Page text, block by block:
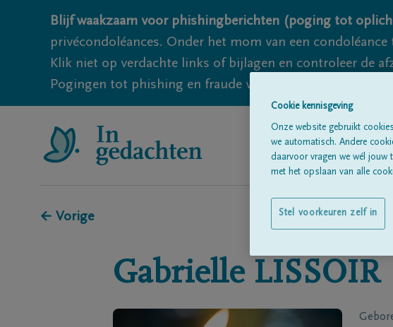
Blijf waakzaam voor phishingberichten (poging tot
privécondoléances. Onder het mom van een
Klik niet op verdachte links of bijlagen en controleer de
Pogingen tot phishing en fraude vallen echter nooit
← Vorige
Gabrielle LISSOIR
Cookie kennisgeving
Onze website gebruikt
we automatisch. Andere
daarvoor vragen we wél jouw
met het opslaan van alle
Stel voorkeuren zelf in